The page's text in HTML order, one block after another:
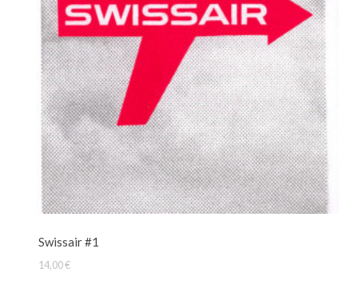
Swissair #1
14,00€